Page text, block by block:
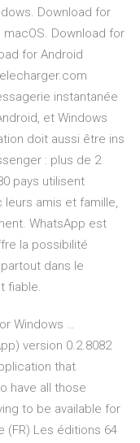
Download for
Download for
for Android
instantanée
et Windows
doit aussi être ins
: plus de 2
pays utilisent
amis et famille,
WhatsApp est
la possibilité
dans le
fiable.
Windows …
version 0.2.8082
that
have all those
to be available for
(FR) Les éditions 64